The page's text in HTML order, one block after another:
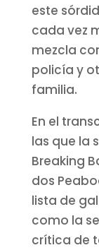
este
cada vez
mezcla
policía y
familia.
En el
las que la
Breaking
dos
lista de
como la
crítica de